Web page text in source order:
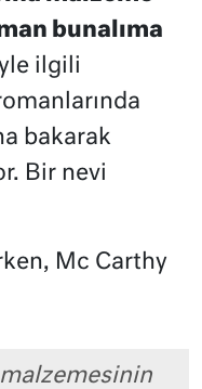
bunalıma
ilgili
bakarak
Bir nevi
Mc Carthy
malzemesinin